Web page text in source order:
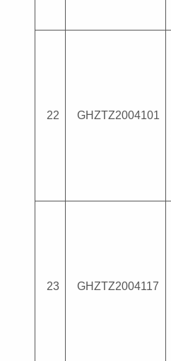
22 GHZTZ2004101
23 GHZTZ2004117